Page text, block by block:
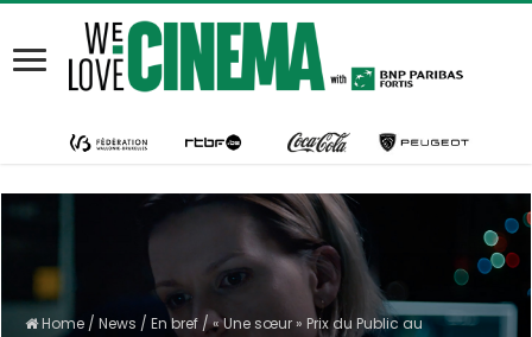
Home / News / En bref /« Une sœur » Prix du Public au